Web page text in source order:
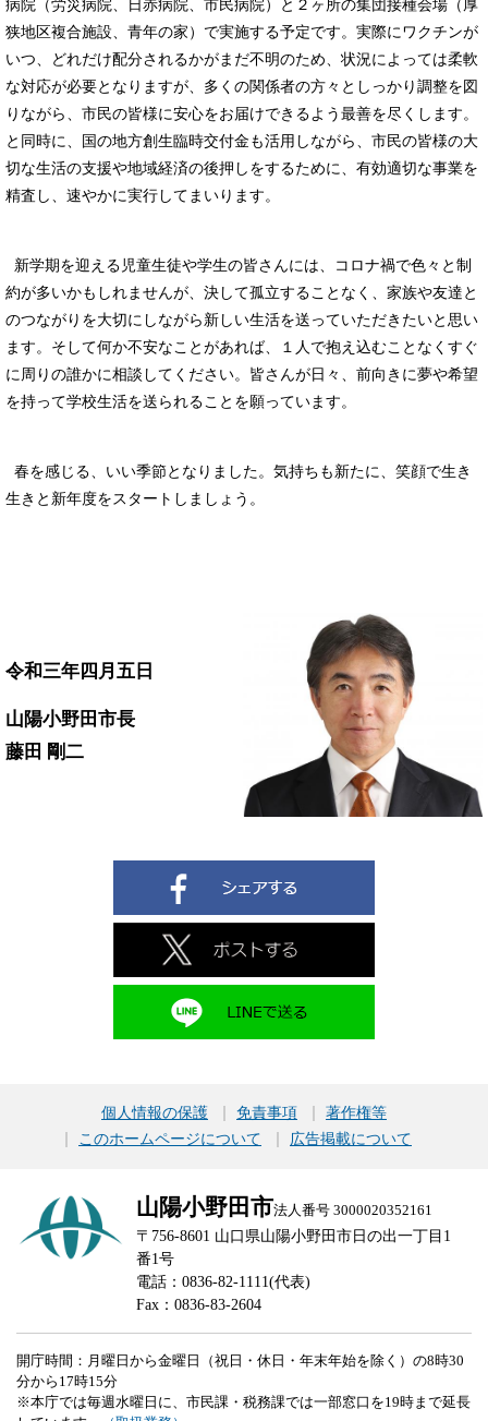
病院（労災病院、日赤病院、市民病院）と２ヶ所の集団接種会場（厚
狭地区複合施設、青年の家）で実施する予定です。実際にワクチンが
いつ、どれだけ配分されるかがまだ不明のため、状況によっては柔軟
な対応が必要となりますが、多くの関係者の方々としっかり調整を図
りながら、市民の皆様に安心をお届けできるよう最善を尽くします。
と同時に、国の地方創生臨時交付金も活用しながら、市民の皆様の大
切な生活の支援や地域経済の後押しをするために、有効適切な事業を
精査し、速やかに実行してまいります。
新学期を迎える児童生徒や学生の皆さんには、コロナ禍で色々と制
約が多いかもしれませんが、決して孤立することなく、家族や友達と
のつながりを大切にしながら新しい生活を送っていただきたいと思い
ます。そして何か不安なことがあれば、１人で抱え込むことなくすぐ
に周りの誰かに相談してください。皆さんが日々、前向きに夢や希望
を持って学校生活を送られることを願っています。
春を感じる、いい季節となりました。気持ちも新たに、笑顔で生き
生きと新年度をスタートしましょう。
令和三年四月五日
山陽小野田市長
藤田 剛二
個人情報の保護 免責事項
著作権等
このホームページについて
広告掲載について
山陽小野田市法人番号 3000020352161
〒756-8601 山口県山陽小野田市日の出一丁目1
番1号
電話：0836-82-1111(代表)
Fax：0836-83-2604
開庁時間：月曜日から金曜日（祝日・休日・年末年始を除く）の8時30
分から17時15分
※本庁では毎週水曜日に、市民課・税務課では一部窓口を19時まで延長